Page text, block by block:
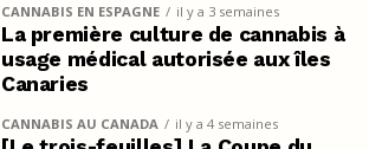
CANNABIS EN ESPAGNE il y a 3 semaines
La première culture de cannabis à
usage médical autorisée aux îles
Canaries
CANNABIS AU CANADA il y a 4 semaines